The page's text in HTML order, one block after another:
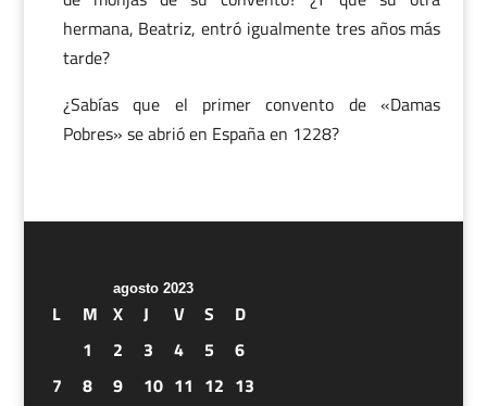
hermana, Beatriz, entró igualmente tres años más
tarde?
¿Sabías que el primer convento de «Damas
Pobres» se abrió en España en 1228?
agosto 2023
L M X J V S
D
1
2 3 4 5
6
7
8 9 10 11 12 13